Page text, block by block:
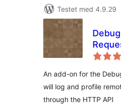
Testet med 4.9.29
An add-on for the
will log and profile
through the HTTP API